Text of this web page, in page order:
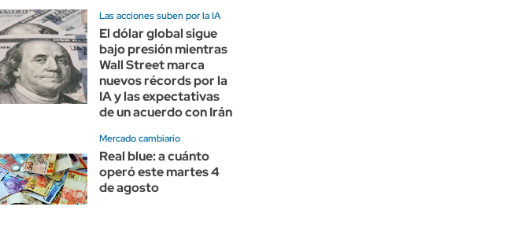
Las acciones suben por la IA
El dólar global sigue
bajo presión mientras
Wall Street marca
nuevos récords por la
IA y las expectativas
de un acuerdo con Irán
Mercado cambiario
Real blue: a cuánto
operó este martes 4
de agosto